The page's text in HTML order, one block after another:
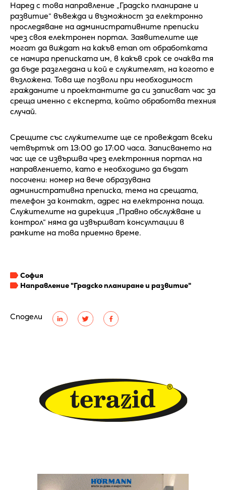
Сподели
Наред с това направление „Градско планиране и
развитие“ въвежда и възможност за електронно
проследяване на административните преписки
чрез своя електронен портал. Заявителите ще
могат да виждат на какъв етап от обработката
се намира преписката им, в какъв срок се очаква тя
да бъде разгледана и кой е служителят, на когото е
възложена. Това ще позволи при необходимост
гражданите и проектантите да си записват час за
среща именно с експерта, който обработва техния
случай.
Срещите със служителите ще се провеждат всеки
четвъртък от 13:00 до 17:00 часа. Записването на
час ще се извършва чрез електронния портал на
направлението, като е необходимо да бъдат
посочени: номер на вече образувана
административна преписка, тема на срещата,
телефон за контакт, адрес на електронна поща.
Служителите на дирекция „Правно обслужване и
контрол“ няма да извършват консултации в
рамките на това приемно време.
София
Направление "Градско планиране и развитие"